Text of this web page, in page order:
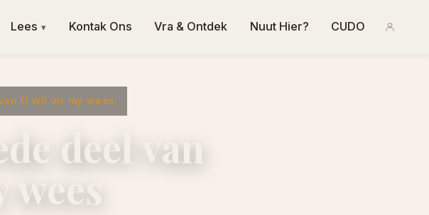
Lees ▾ Kontak Ons Vra & Ontdek Nuut Hier? CUDO
U wil vir my wees
deel van